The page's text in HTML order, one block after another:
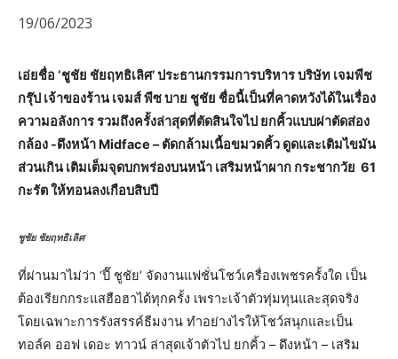
19/06/2023
เอ่ยชื่อ ‘ชูชัย ชัยฤทธิเลิศ’ ประธานกรรมการบริหาร บริษัท เจมพีช
กรุ๊ป เจ้าของร้าน เจมส์ พีซ บาย ชูชัย ชื่อนี้เป็นที่คาดหวังได้ในเรื่อง
ความอลังการ รวมถึงครั้งล่าสุดที่ตัดสินใจไป ยกคิ้วแบบผ่าตัดส่อง
กล้อง -ดึงหน้า Midface – ตัดกล้ามเนื้อขมวดคิ้ว ดูดและเติมไขมัน
ส่วนเกิน เติมเต็มจุดบกพร่องบนหน้า เสริมหน้าผาก กระชากวัย 61
กะรัต ให้ทอนลงเกือบสิบปี
ชูชัย ชัยฤทธิเลิศ
ที่ผ่านมาไม่ว่า ‘ปี๊ ชูชัย’ จัดงานแฟชั่นโชว์เครื่องเพชรครั้งใด เป็น
ต้องเรียกกระแสฮือฮาได้ทุกครั้ง เพราะเจ้าตัวทุ่มทุนและสุดจริง
โดยเฉพาะการรังสรรค์ธีมงาน ทำอย่างไรให้โชว์สนุกและเป็น
ทอล์ค ออฟ เดอะ ทาวน์ ล่าสุดเจ้าตัวไป ยกคิ้ว – ดึงหน้า – เสริม